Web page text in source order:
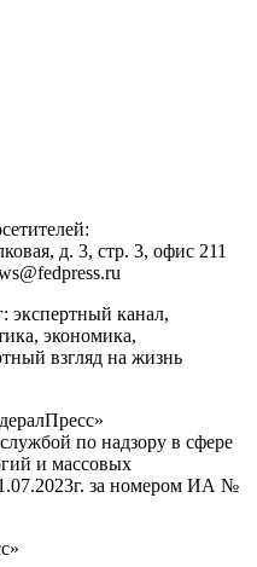
д. 3, стр. 3, офис 211
экспертный канал,
экономика,
взгляд на жизнь
по надзору в сфере
и массовых
за номером ИА №